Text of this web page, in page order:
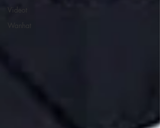
Videot
Wanhat